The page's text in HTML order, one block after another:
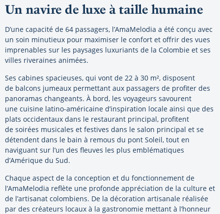
Un navire de luxe à taille humaine
D’une capacité de 64 passagers, l’AmaMelodia a été conçu avec
un soin minutieux pour maximiser le confort et offrir des vues
imprenables sur les paysages luxuriants de la Colombie et ses
villes riveraines animées.
Ses cabines spacieuses, qui vont de 22 à 30 m², disposent
de balcons jumeaux permettant aux passagers de profiter des
panoramas changeants. À bord, les voyageurs savourent
une cuisine latino-américaine d’inspiration locale ainsi que des
plats occidentaux dans le restaurant principal, profitent
de soirées musicales et festives dans le salon principal et se
détendent dans le bain à remous du pont Soleil, tout en
naviguant sur l’un des fleuves les plus emblématiques
d’Amérique du Sud.
Chaque aspect de la conception et du fonctionnement de
l’AmaMelodia reflète une profonde appréciation de la culture et
de l’artisanat colombiens. De la décoration artisanale réalisée
par des créateurs locaux à la gastronomie mettant à l’honneur